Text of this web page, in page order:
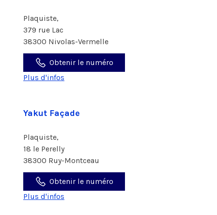
Plaquiste,
379 rue Lac
38300 Nivolas-Vermelle
Obtenir le numéro
Plus d'infos
Yakut Façade
Plaquiste,
18 le Perelly
38300 Ruy-Montceau
Obtenir le numéro
Plus d'infos